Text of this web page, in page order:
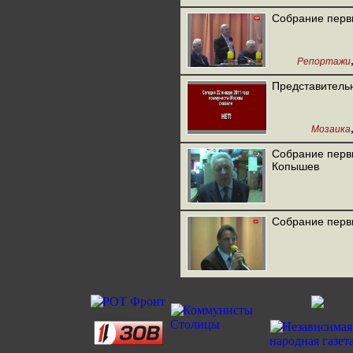
Собрание
Репортажи
Мозаика
Собрание
Копышев
Собрание